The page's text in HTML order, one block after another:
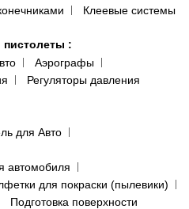
Клеевые системы
:
Аэрографы
Регуляторы давления
для Авто
автомобиля
для покраски (пылевики)
Подготовка поверхности